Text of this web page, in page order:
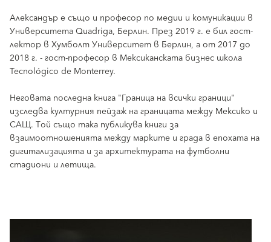
Александър е също и професор по медии и комуникации в
Университета Quadriga, Берлин. През 2019 г. е бил гост-
лектор в Хумболт Университет в Берлин, а от 2017 до
2018 г. - гост-професор в Мексиканската бизнес школа
Tecnológico de Monterrey.
Неговата последна книга "Граница на всички граници"
изследва културния пейзаж на границата между Мексико и
САЩ. Той също така публикува книги за
взаимоотношенията между марките и града в епохата на
дигитализацията и за архитектурата на футболни
стадиони и летища.